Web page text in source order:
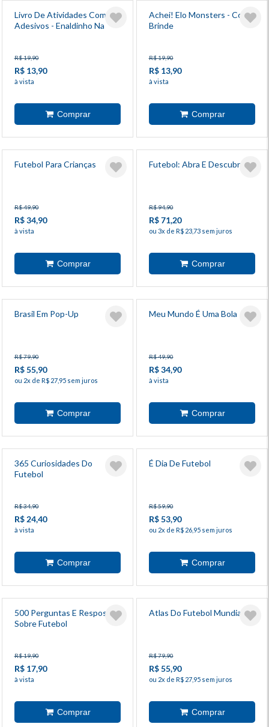
Livro De Atividades Com
Adesivos - Enaldinho Na
R$ 19,90
R$ 13,90
à vista
Achei! Elo Monsters - Com
Brinde
R$ 19,90
R$ 13,90
à vista
Futebol Para Crianças
R$ 49,90
R$ 34,90
à vista
Futebol: Abra E Descubra!
R$ 94,90
R$ 71,20
ou 3x de R$ 23,73 sem juros
Brasil Em Pop-Up
R$ 79,90
R$ 55,90
ou 2x de R$ 27,95 sem juros
Meu Mundo É Uma Bola
R$ 49,90
R$ 34,90
à vista
365 Curiosidades Do
Futebol
R$ 34,90
R$ 24,40
à vista
É Dia De Futebol
R$ 59,90
R$ 53,90
ou 2x de R$ 26,95 sem juros
500 Perguntas E Respostas
Sobre Futebol
R$ 19,90
R$ 17,90
à vista
Atlas Do Futebol Mundial
R$ 79,90
R$ 55,90
ou 2x de R$ 27,95 sem juros